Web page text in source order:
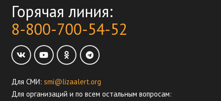
Горячая линия:
8-800-700-54-52
Для СМИ: smi@lizaalert.org
Для организаций и по всем остальным вопросам: